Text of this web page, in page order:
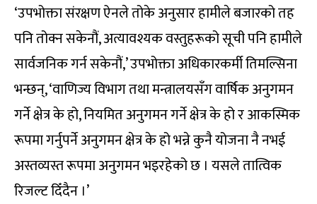
‘उपभोक्ता संरक्षण ऐनले तोके अनुसार हामीले बजारको तह
पनि तोक्न सकेनौं, अत्यावश्यक वस्तुहरूको सूची पनि हामीले
सार्वजनिक गर्न सकेनौं,’ उपभोक्ता अधिकारकर्मी तिमल्सिना
भन्छन्, ‘वाणिज्य विभाग तथा मन्त्रालयसँग वार्षिक अनुगमन
गर्ने क्षेत्र के हो, नियमित अनुगमन गर्ने क्षेत्र के हो र आकस्मिक
रूपमा गर्नुपर्ने अनुगमन क्षेत्र के हो भन्ने कुनै योजना नै नभई
अस्तव्यस्त रूपमा अनुगमन भइरहेको छ । यसले तात्विक
रिजल्ट दिँदैन ।’